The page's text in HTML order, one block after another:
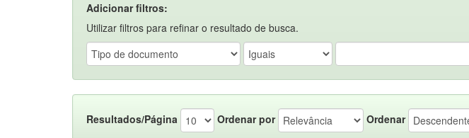
Adicionar filtros:
Utilizar filtros para refinar o resultado de busca.
Resultados/Página Ordenar por Ordenar